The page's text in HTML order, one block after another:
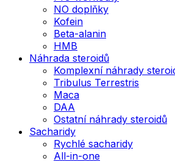
NO doplňky
Kofein
Beta-alanin
HMB
Náhrada steroidů
Komplexní náhrady
Tribulus Terrestris
Maca
DAA
Ostatní náhrady steroidů
Sacharidy
Rychlé sacharidy
All-in-one